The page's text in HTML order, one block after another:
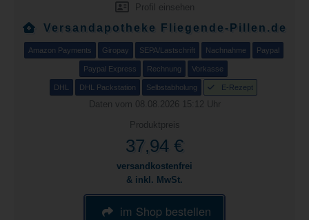
Profil einsehen
Versandapotheke Fliegende-Pillen.de
Amazon Payments Giropay SEPA/Lastschrift Nachnahme Paypal
Paypal Express Rechnung Vorkasse
DHL DHL Packstation Selbstabholung E-Rezept
Daten vom 08.08.2026 15:12 Uhr
Produktpreis
37,94 €
versandkostenfrei
& inkl. MwSt.
im Shop bestellen